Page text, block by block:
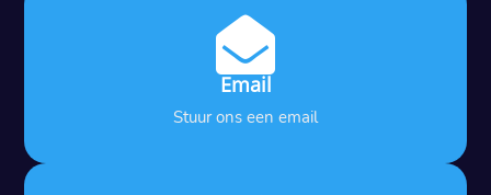

Email
Stuur ons een email